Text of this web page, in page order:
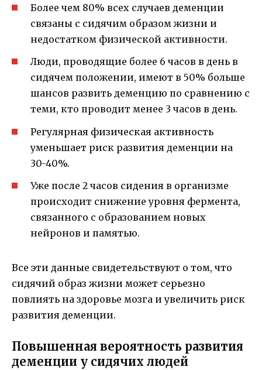
Более чем 80% всех случаев деменции
связаны с сидячим образом жизни и
недостатком физической активности.
Люди, проводящие более 6 часов в день в
сидячем положении, имеют в 50% больше
шансов развить деменцию по сравнению с
теми, кто проводит менее 3 часов в день.
Регулярная физическая активность
уменьшает риск развития деменции на
30-40%.
Уже после 2 часов сидения в организме
происходит снижение уровня фермента,
связанного с образованием новых
нейронов и памятью.
Все эти данные свидетельствуют о том, что
сидячий образ жизни может серьезно
повлиять на здоровье мозга и увеличить риск
развития деменции.
Повышенная вероятность развития
деменции у сидячих людей